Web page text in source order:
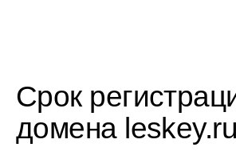
Срок
домена